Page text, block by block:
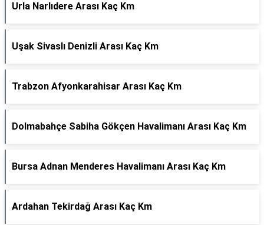
Urla Narlıdere Arası Kaç Km
Uşak Sivaslı Denizli Arası Kaç Km
Trabzon Afyonkarahisar Arası Kaç Km
Dolmabahçe Sabiha Gökçen Havalimanı Arası Kaç Km
Bursa Adnan Menderes Havalimanı Arası Kaç Km
Ardahan Tekirdağ Arası Kaç Km